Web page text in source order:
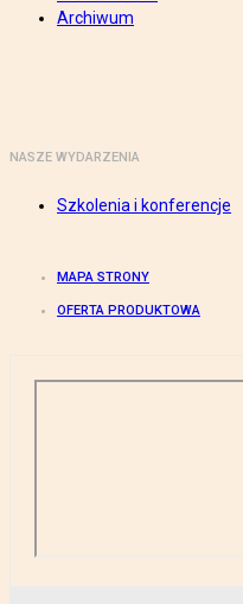
Archiwum
NASZE WYDARZENIA
Szkolenia i konferencje
MAPA STRONY
OFERTA PRODUKTOWA